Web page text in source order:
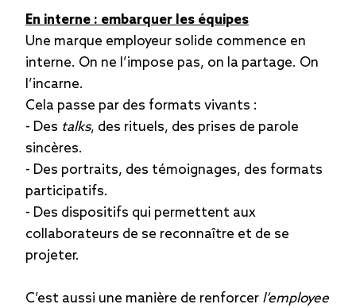
En interne : embarquer les équipes
Une marque employeur solide commence en
interne. On ne l’impose pas, on la partage. On
l’incarne.
Cela passe par des formats vivants :
- Des talks, des rituels, des prises de parole
sincères.
- Des portraits, des témoignages, des formats
participatifs.
- Des dispositifs qui permettent aux
collaborateurs de se reconnaître et de se
projeter.
C’est aussi une manière de renforcer l’employee